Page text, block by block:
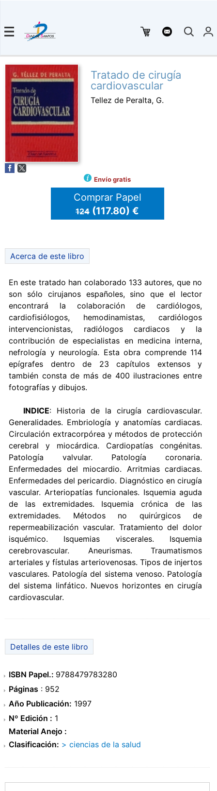
Tratado de cirugía
cardiovascular
Tellez de Peralta, G.
Envío gratis
Comprar Papel
124 (117.80) €
Acerca de este libro
En este tratado han colaborado 133 autores, que no
son sólo cirujanos españoles, sino que el lector
encontrará la colaboración de cardiólogos,
cardiofisiólogos, hemodinamistas, cardiólogos
intervencionistas, radiólogos cardiacos y la
contribución de especialistas en medicina interna,
nefrología y neurología. Esta obra comprende 114
epígrafes dentro de 23 capítulos extensos y
también consta de más de 400 ilustraciones entre
fotografías y dibujos.
INDICE: Historia de la cirugía cardiovascular.
Generalidades. Embriología y anatomías cardiacas.
Circulación extracorpórea y métodos de protección
cerebral y miocárdica. Cardiopatías congénitas.
Patología valvular. Patología coronaria.
Enfermedades del miocardio. Arritmias cardiacas.
Enfermedades del pericardio. Diagnóstico en cirugía
vascular. Arteriopatías funcionales. Isquemia aguda
de las extremidades. Isquemia crónica de las
extremidades. Métodos no quirúrgicos de
repermeabilización vascular. Tratamiento del dolor
isquémico. Isquemias viscerales. Isquemia
cerebrovascular. Aneurismas. Traumatismos
arteriales y fístulas arteriovenosas. Tipos de injertos
vasculares. Patología del sistema venoso. Patología
del sistema linfático. Nuevos horizontes en cirugía
cardiovascular.
Detalles de este libro
ISBN Papel.: 9788479783280
Páginas : 952
Año Publicación: 1997
Nº Edición : 1
Material Anejo :
Clasificación: > ciencias de la salud